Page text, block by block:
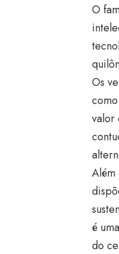
O
Os
valor
é
do